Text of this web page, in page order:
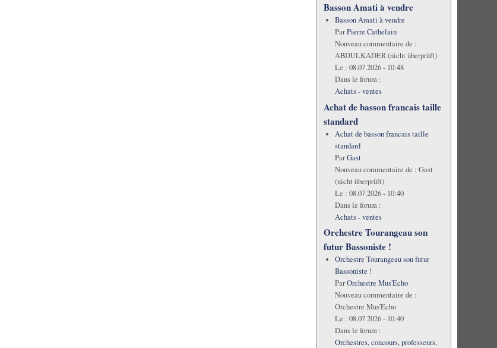
Basson Amati à vendre
Basson Amati à vendre
ParPierre Cathelain
Nouveau commentaire de :
ABDULKADER (nicht überprüft)
Le : 08.07.2026 - 10:48
Dans le forum :
Achats - ventes
Achat de basson francais taille
standard
Achat de basson francais taille
standard
ParGast
Nouveau commentaire de : Gast
(nicht überprüft)
Le : 08.07.2026 - 10:40
Dans le forum :
Achats - ventes
Orchestre Tourangeau son
futur Bassoniste !
Orchestre Tourangeau son futur
Bassoniste !
ParOrchestre Mus'Echo
Nouveau commentaire de :
Orchestre Mus'Echo
Le : 08.07.2026 - 10:40
Dans le forum :
Orchestres, concours, professeurs,